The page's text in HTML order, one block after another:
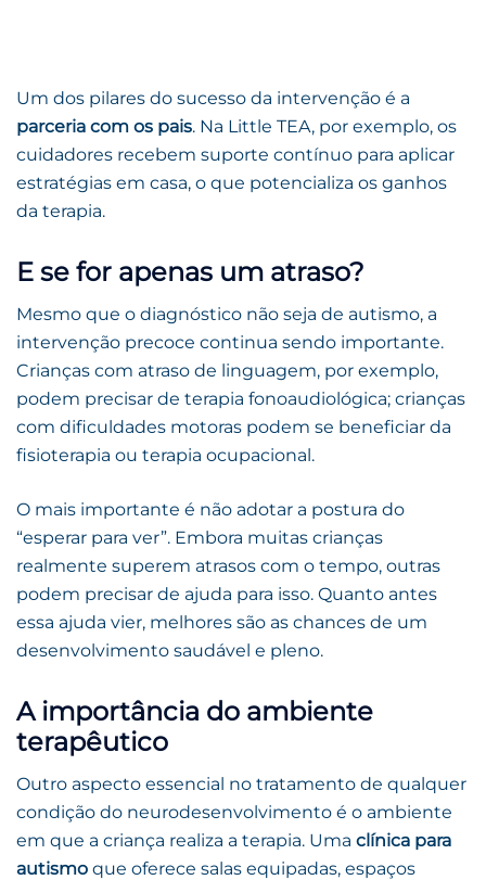
Um dos pilares do sucesso da intervenção é a
parceria com os pais. Na Little TEA, por exemplo, os
cuidadores recebem suporte contínuo para aplicar
estratégias em casa, o que potencializa os ganhos
da terapia.
E se for apenas um atraso?
Mesmo que o diagnóstico não seja de autismo, a
intervenção precoce continua sendo importante.
Crianças com atraso de linguagem, por exemplo,
podem precisar de terapia fonoaudiológica; crianças
com dificuldades motoras podem se beneficiar da
fisioterapia ou terapia ocupacional.
O mais importante é não adotar a postura do
“esperar para ver”. Embora muitas crianças
realmente superem atrasos com o tempo, outras
podem precisar de ajuda para isso. Quanto antes
essa ajuda vier, melhores são as chances de um
desenvolvimento saudável e pleno.
A importância do ambiente
terapêutico
Outro aspecto essencial no tratamento de qualquer
condição do neurodesenvolvimento é o ambiente
em que a criança realiza a terapia. Uma clínica para
autismo que oferece salas equipadas, espaços